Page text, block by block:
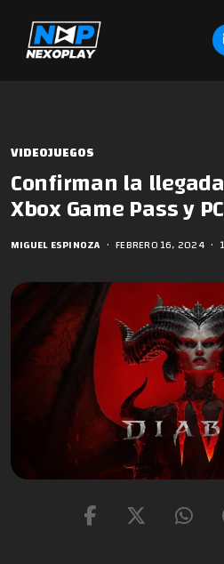
VIDEOJUEGOS
Confirman la
Xbox Game Pass y PC
MIGUEL ESPINOZA • FEBRERO 16, 2024 •